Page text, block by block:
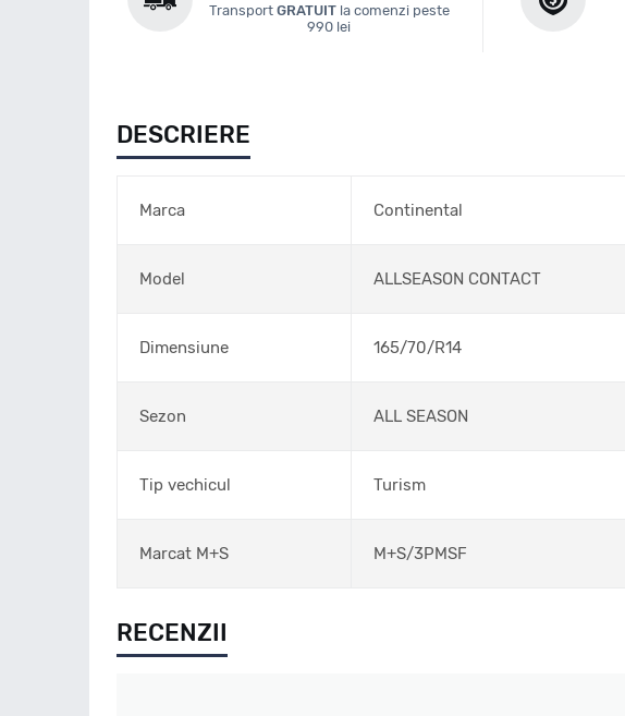
Transport GRATUITla comenzi peste
990 lei
DESCRIERE
Marca Continental
Model ALLSEASON CONTACT
Dimensiune 165/70/R14
Sezon ALL SEASON
Tip vechicul Turism
Marcat M+S M+S/3PMSF
RECENZII